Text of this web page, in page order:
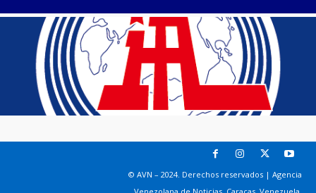
© AVN – 2024. Derechos reservados | Agencia